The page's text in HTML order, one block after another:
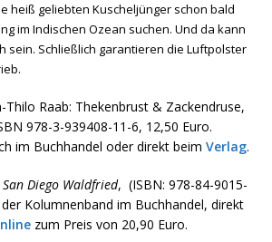
heiß geliebten Kuscheljünger schon bald
im Indischen Ozean suchen. Und da kann
sein. Schließlich garantieren die Luftpolster
Thilo Raab: Thekenbrust & Zackendruse,
978-3-939408-11-6, 12,50 Euro.
im Buchhandel oder direkt beim Verlag.
San Diego Waldfried, (ISBN: 978-84-9015-
Kolumnenband im Buchhandel, direkt
zum Preis von 20,90 Euro.